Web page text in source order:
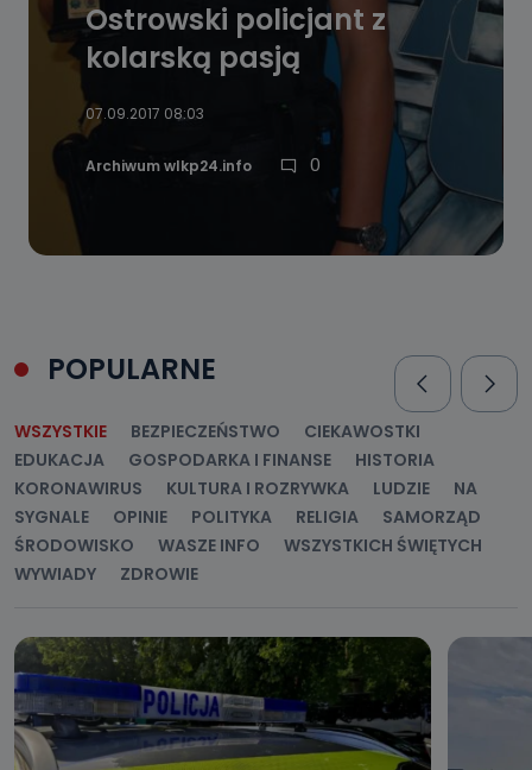
Ostrowski policjant z
kolarską pasją
07.09.2017 08:03
Archiwum wlkp24.info 0
POPULARNE
WSZYSTKIE BEZPIECZEŃSTWO
CIEKAWOSTKI
EDUKACJA
GOSPODARKA I FINANSE
HISTORIA
KORONAWIRUS
KULTURA I ROZRYWKA LUDZIE
NA
SYGNALE
OPINIE POLITYKA RELIGIA
SAMORZĄD
ŚRODOWISKO
WASZE INFO
WSZYSTKICH ŚWIĘTYCH
WYWIADY
ZDROWIE